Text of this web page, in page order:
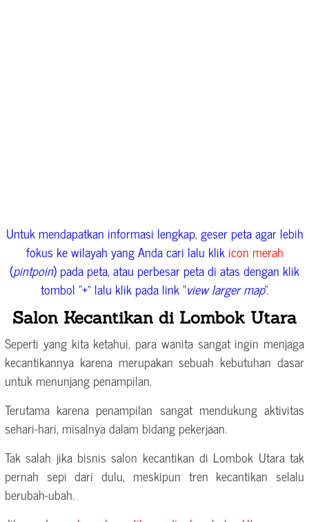
Untuk mendapatkan informasi lengkap, geser peta agar lebih
fokus ke wilayah yang Anda cari lalu klik icon merah
(pintpoin) pada peta, atau perbesar peta di atas dengan klik
tombol “+” lalu klik pada link “view larger map“.
Salon Kecantikan di Lombok Utara
Seperti yang kita ketahui, para wanita sangat ingin menjaga
kecantikannya karena merupakan sebuah kebutuhan dasar
untuk menunjang penampilan.
Terutama karena penampilan sangat mendukung aktivitas
sehari-hari, misalnya dalam bidang pekerjaan.
Tak salah jika bisnis salon kecantikan di Lombok Utara tak
pernah sepi dari dulu, meskipun tren kecantikan selalu
berubah-ubah.